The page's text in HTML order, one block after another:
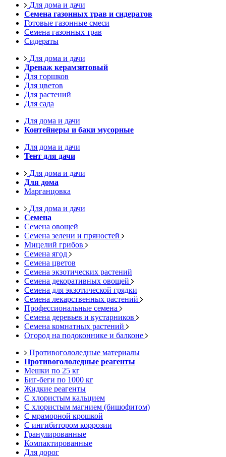
Для дома и дачи
Семена газонных трав и сидератов
Готовые газонные смеси
Семена газонных трав
Сидераты
Для дома и дачи
Дренаж керамзитовый
Для горшков
Для цветов
Для растений
Для сада
Для дома и дачи
Контейнеры и баки мусорные
Для дома и дачи
Тент для дачи
Для дома и дачи
Для дома
Марганцовка
Для дома и дачи
Семена
Семена овощей
Семена зелени и пряностей
Мицелий грибов
Семена ягод
Семена цветов
Семена экзотических растений
Семена декоративных овощей
Семена для экзотической грядки
Семена лекарственных растений
Профессиональные семена
Семена деревьев и кустарников
Семена комнатных растений
Огород на подоконнике и балконе
Противогололедные материалы
Противогололедные реагенты
Мешки по 25 кг
Биг-беги по 1000 кг
Жидкие реагенты
С хлористым кальцием
С хлористым магнием (бишофитом)
С мраморной крошкой
С ингибитором коррозии
Гранулированные
Компактированные
Для дорог